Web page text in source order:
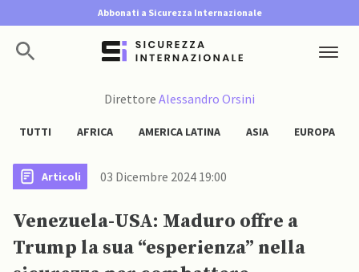
Abbonati a Sicurezza Internazionale
Direttore Alessandro Orsini
TUTTI AFRICA AMERICA LATINA ASIA EUROPA
Articoli 03 Dicembre 2024 19:00
Venezuela-USA: Maduro offre a
Trump la sua “esperienza” nella